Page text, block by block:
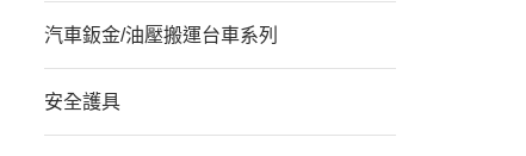
汽車鈑金/油壓搬運台車系列
安全護具